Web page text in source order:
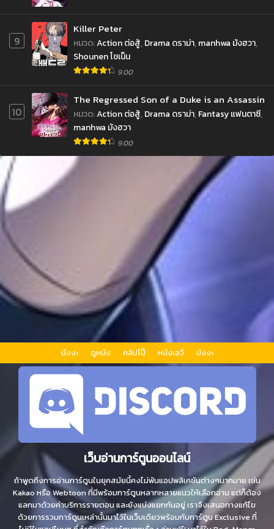
9
Killer Peter
หมวด:Action ต่อสู้, Drama ดราม่า, manhwa มังฮวา,
Shounen โชเน็น
9.00
10
The Regressed Son of a Duke is an Assassin
หมวด:Action ต่อสู้, Drama ดราม่า, Fantasy แฟนตาซี,
manhwa มังฮวา
9.00
มังงะ ดูหนัง คลิปโป๊ หนังเอวี มังงะ
เว็บอ่านการ์ตูนออนไลน์
ถ้าพูดถึงการอ่านการ์ตูนในยุคสมัยนี้คงไม่พ้นแอปพลิเคชันต่างๆมากมาย เช่น
Kakao หรือ Webtoon ที่มีพร้อมการ์ตูนหลากหลายแนวให้เลือกอ่าน แต่ก็ต้อง
แลกมาด้วยค่าบริการรายตอน และยังแบ่งแยกกันอยู่ เราจึงเสนอทางแก้ไข
ด้วยการรวมการ์ตูนเหล่านั้นมาไว้ในเว็บเดียวพร้อมกับการ์ตูน Exclusive ที่